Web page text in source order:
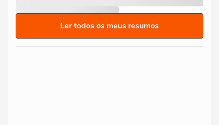
Ler todos os meus resumos